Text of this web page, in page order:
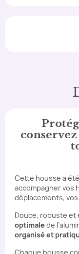
Cette housse a
accompagner vos
déplacements,
Douce, robuste et
optimale de
organisé et